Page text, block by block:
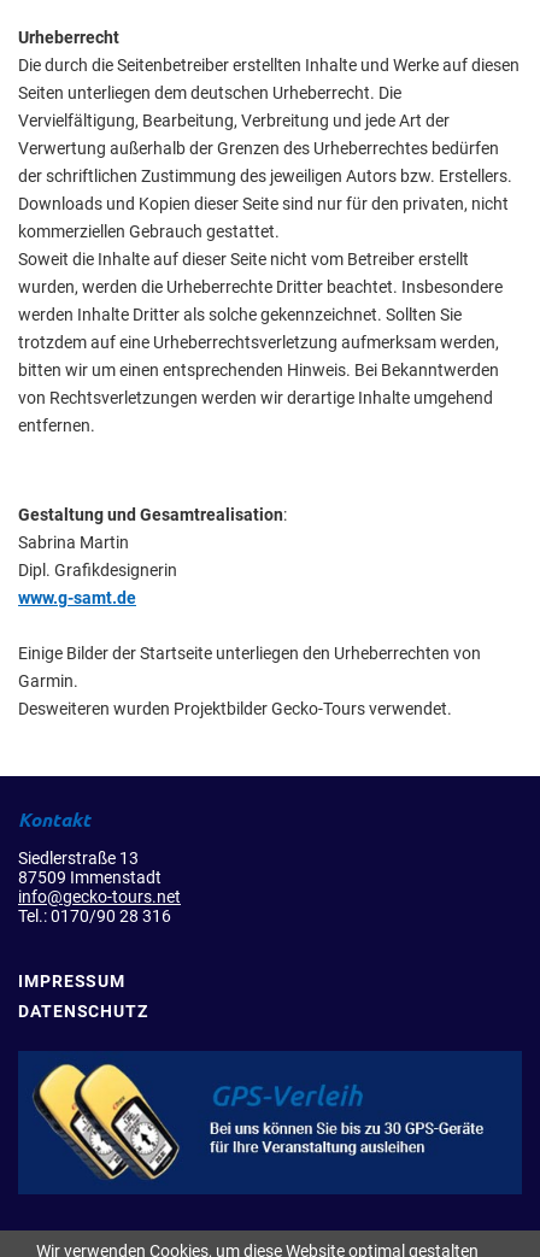
Urheberrecht
Die durch die Seitenbetreiber erstellten Inhalte und Werke auf diesen
Seiten unterliegen dem deutschen Urheberrecht. Die
Vervielfältigung, Bearbeitung, Verbreitung und jede Art der
Verwertung außerhalb der Grenzen des Urheberrechtes bedürfen
der schriftlichen Zustimmung des jeweiligen Autors bzw. Erstellers.
Downloads und Kopien dieser Seite sind nur für den privaten, nicht
kommerziellen Gebrauch gestattet.
Soweit die Inhalte auf dieser Seite nicht vom Betreiber erstellt
wurden, werden die Urheberrechte Dritter beachtet. Insbesondere
werden Inhalte Dritter als solche gekennzeichnet. Sollten Sie
trotzdem auf eine Urheberrechtsverletzung aufmerksam werden,
bitten wir um einen entsprechenden Hinweis. Bei Bekanntwerden
von Rechtsverletzungen werden wir derartige Inhalte umgehend
entfernen.
Gestaltung und Gesamtrealisation:
Sabrina Martin
Dipl. Grafikdesignerin
www.g-samt.de
Einige Bilder der Startseite unterliegen den Urheberrechten von
Garmin.
Desweiteren wurden Projektbilder Gecko-Tours verwendet.
Kontakt
Siedlerstraße 13
87509 Immenstadt
info@gecko-tours.net
Tel.: 0170/90 28 316
IMPRESSUM
DATENSCHUTZ
Wir verwenden Cookies, um diese Website optimal gestalten